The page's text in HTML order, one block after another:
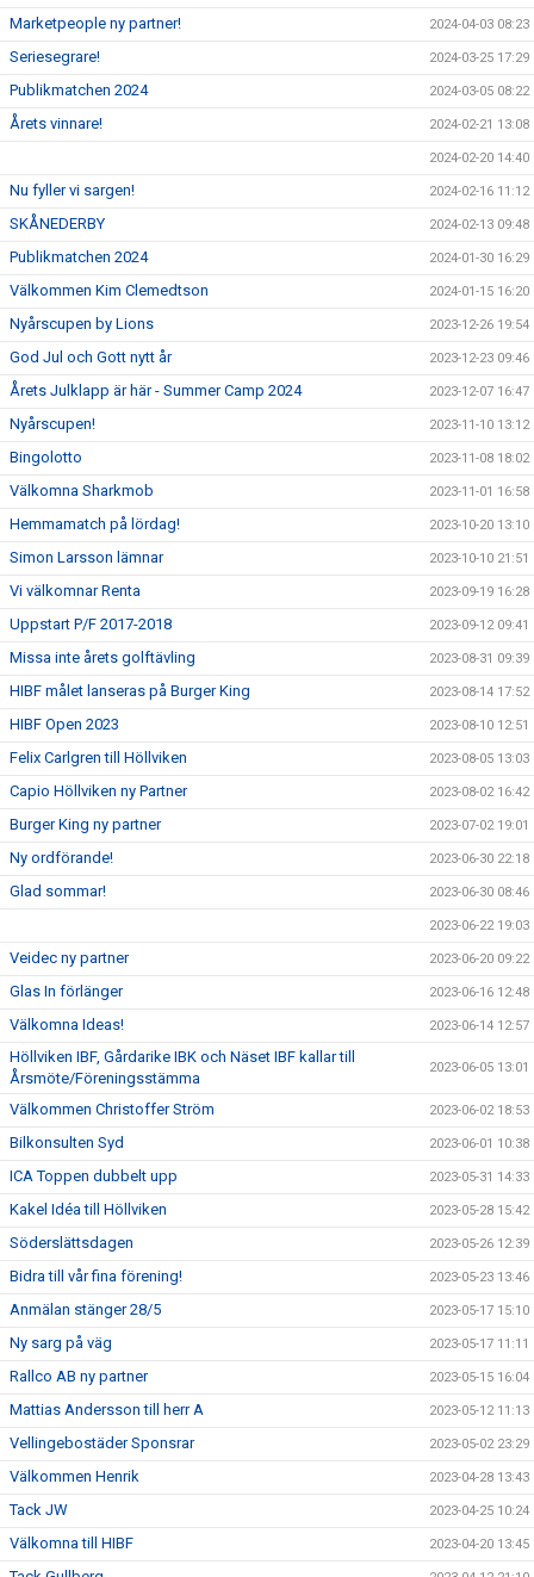
Marketpeople ny partner! 2024-04-03 08:23
Seriesegrare! 2024-03-25 17:29
Publikmatchen 2024 2024-03-05 08:22
Årets vinnare! 2024-02-21 13:08
2024-02-20 14:40
Nu fyller vi sargen! 2024-02-16 11:12
SKÅNEDERBY 2024-02-13 09:48
Publikmatchen 2024 2024-01-30 16:29
Välkommen Kim Clemedtson 2024-01-15 16:20
Nyårscupen by Lions 2023-12-26 19:54
God Jul och Gott nytt år 2023-12-23 09:46
Årets Julklapp är här - Summer Camp 2024 2023-12-07 16:47
Nyårscupen! 2023-11-10 13:12
Bingolotto 2023-11-08 18:02
Välkomna Sharkmob 2023-11-01 16:58
Hemmamatch på lördag! 2023-10-20 13:10
Simon Larsson lämnar 2023-10-10 21:51
Vi välkomnar Renta 2023-09-19 16:28
Uppstart P/F 2017-2018 2023-09-12 09:41
Missa inte årets golftävling 2023-08-31 09:39
HIBF målet lanseras på Burger King 2023-08-14 17:52
HIBF Open 2023 2023-08-10 12:51
Felix Carlgren till Höllviken 2023-08-05 13:03
Capio Höllviken ny Partner 2023-08-02 16:42
Burger King ny partner 2023-07-02 19:01
Ny ordförande! 2023-06-30 22:18
Glad sommar! 2023-06-30 08:46
2023-06-22 19:03
Veidec ny partner 2023-06-20 09:22
Glas In förlänger 2023-06-16 12:48
Välkomna Ideas! 2023-06-14 12:57
Höllviken IBF, Gårdarike IBK och Näset IBF kallar till
Årsmöte/Föreningsstämma
2023-06-05 13:01
Välkommen Christoffer Ström 2023-06-02 18:53
Bilkonsulten Syd 2023-06-01 10:38
ICA Toppen dubbelt upp 2023-05-31 14:33
Kakel Idéa till Höllviken 2023-05-28 15:42
Söderslättsdagen 2023-05-26 12:39
Bidra till vår fina förening! 2023-05-23 13:46
Anmälan stänger 28/5 2023-05-17 15:10
Ny sarg på väg 2023-05-17 11:11
Rallco AB ny partner 2023-05-15 16:04
Mattias Andersson till herr A 2023-05-12 11:13
Vellingebostäder Sponsrar 2023-05-02 23:29
Välkommen Henrik 2023-04-28 13:43
Tack JW 2023-04-25 10:24
Välkomna till HIBF 2023-04-20 13:45